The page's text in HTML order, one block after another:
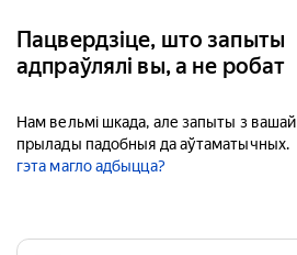
Пацвердзіце, што запыты
адпраўлялі вы, а не робат
Нам вельмі шкада, але запыты з вашай
прылады падобныя да аўтаматычных.
гэта магло адбыцца?